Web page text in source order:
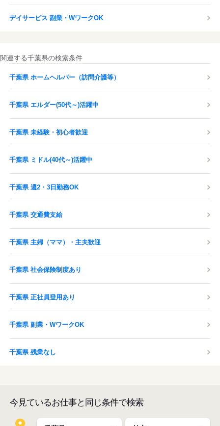
デイサービス 副業・WワークOK
関連する千葉県の検索条件
千葉県 ホームヘルパー（訪問介護等）
千葉県 エルダー(50代～)活躍中
千葉県 未経験・初心者歓迎
千葉県 ミドル(40代～)活躍中
千葉県 週2・3日勤務OK
千葉県 交通費支給
千葉県 主婦（ママ）・主夫歓迎
千葉県 社会保険制度あり
千葉県 正社員登用あり
千葉県 副業・WワークOK
千葉県 残業なし
今見ているお仕事と同じ条件で検索